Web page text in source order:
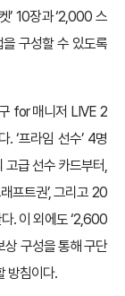
’ 10장과 ‘2,000 스
구성할 수 있도록
for 매니저 LIVE 2
‘프라임 선수’ 4명
고급 선수 카드부터,
프트권’, 그리고 20
. 이 외에도 ‘2,600
상 구성을 통해 구단
방침이다.